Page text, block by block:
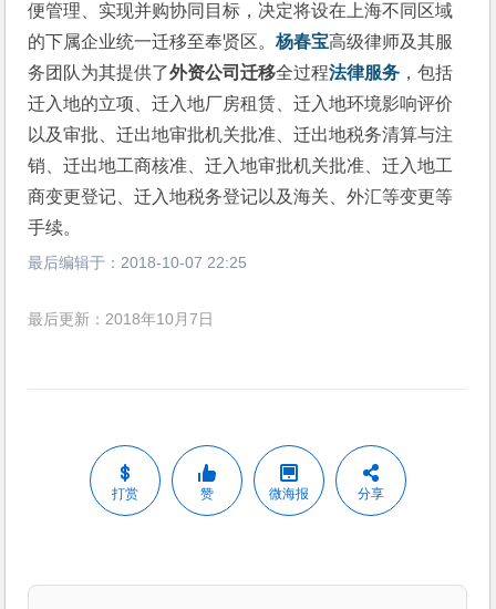
便管理、实现并购协同目标，决定将设在上海不同区域
的下属企业统一迁移至奉贤区。杨春宝高级律师及其服
务团队为其提供了外资公司迁移全过程法律服务 ，包括
迁入地的立项、迁入地厂房租赁、迁入地环境影响评价
以及审批、迁出地审批机关批准、迁出地税务清算与注
销、迁出地工商核准、迁入地审批机关批准、迁入地工
商变更登记、迁入地税务登记以及海关、外汇等变更等
手续。
最后编辑于： 2018-10-07 22:25
最后更新：2018年10月7日
打赏 赞 微海报 分享